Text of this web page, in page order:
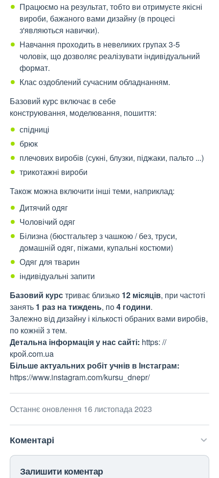
Працюємо на результат, тобто ви отримуєте якісні
вироби, бажаного вами дизайну (в процесі
з'являються навички).
Навчання проходить в невеликих групах 3-5
чоловік, що дозволяє реалізувати індивідуальний
формат.
Клас оздоблений сучасним обладнанням.
Базовий курс включає в себе
конструювання, моделювання, пошиття:
спідниці
брюк
плечових виробів (сукні, блузки, піджаки, пальто ...)
трикотажні вироби
Також можна включити інші теми, наприклад:
Дитячий одяг
Чоловічий одяг
Білизна (бюстгальтер з чашкою / без, труси,
домашній одяг, піжами, купальні костюми)
Одяг для тварин
індивідуальні запити
Базовий курстриває близько 12 місяців, при частоті
занять 1 раз на тиждень, по4 години.
Залежно від дизайну і кількості обраних вами виробів,
по кожній з тем.
Детальна інформація у нас сайті: https: //
крой.com.ua
Більше актуальних робіт учнів в Інстаграм:
https://www.instagram.com/kursu_dnepr/
Останнє оновлення 16 листопада 2023
Коментарі
Залишити коментар